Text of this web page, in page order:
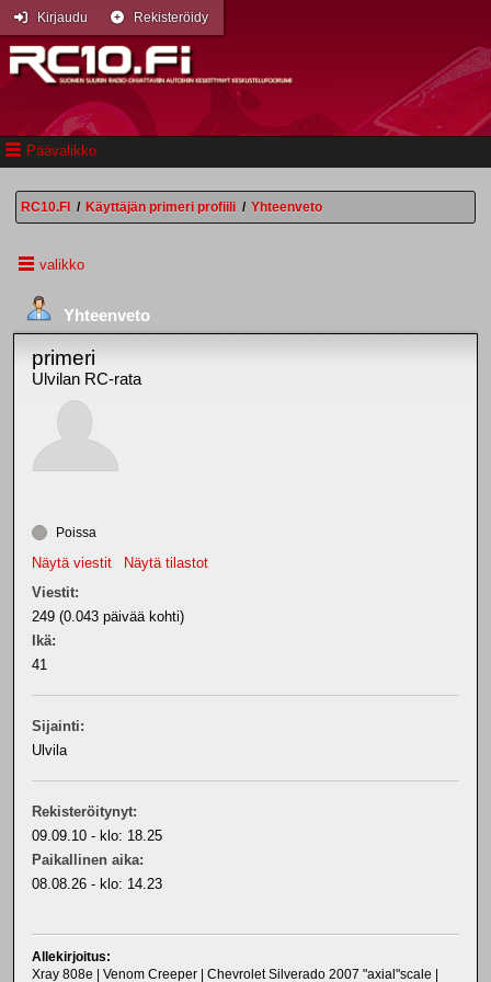
Päävalikko
Kirjaudu Rekisteröidy
RC10.FI / Käyttäjän primeri profiili / Yhteenveto
valikko
Yhteenveto
primeri
Ulvilan RC-rata
Poissa
Näytä viestit
Näytä tilastot
Viestit:
249 (0.043 päivää kohti)
Ikä:
41
Sijainti:
Ulvila
Rekisteröitynyt:
09.09.10 - klo: 18.25
Paikallinen aika:
08.08.26 - klo: 14.23
Allekirjoitus:
Xray 808e | Venom Creeper | Chevrolet Silverado 2007 "axial"scale |